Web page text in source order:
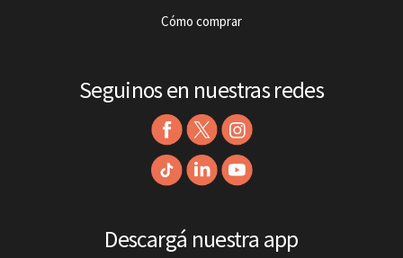
Cómo comprar
Seguinos en nuestras redes
Descargá nuestra app